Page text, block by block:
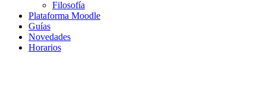
Filosofía
Plataforma Moodle
Guías
Novedades
Horarios